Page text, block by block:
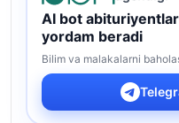
AI bot
yordam beradi
Bilim va malakalarni